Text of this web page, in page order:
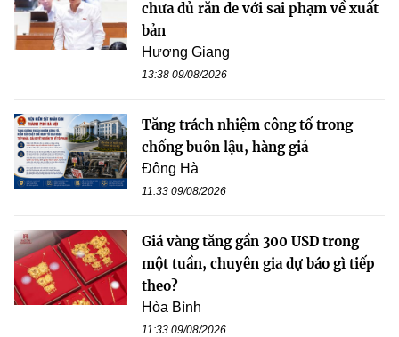
chưa đủ răn đe với sai phạm về xuất
bản
Hương Giang
13:38 09/08/2026
Tăng trách nhiệm công tố trong
chống buôn lậu, hàng giả
Đông Hà
11:33 09/08/2026
Giá vàng tăng gần 300 USD trong
một tuần, chuyên gia dự báo gì tiếp
theo?
Hòa Bình
11:33 09/08/2026